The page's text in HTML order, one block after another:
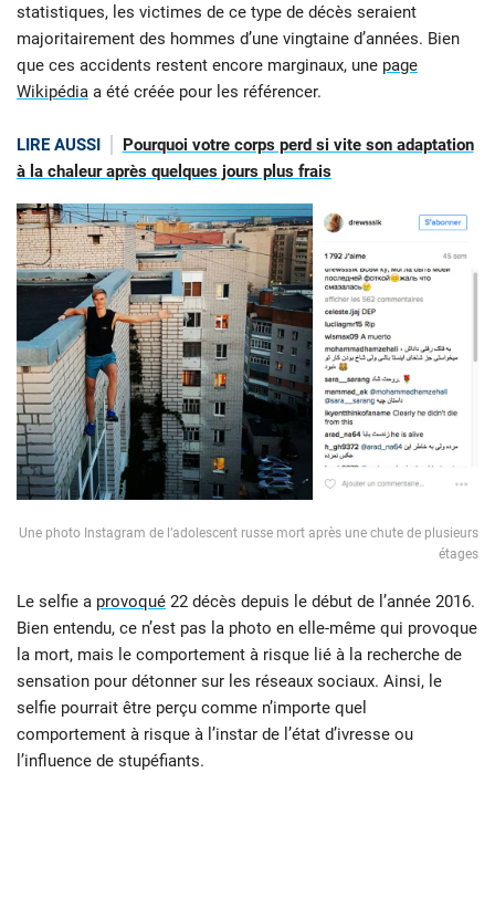
statistiques, les victimes de ce type de décès seraient
majoritairement des hommes d’une vingtaine d’années. Bien
que ces accidents restent encore marginaux, une page
Wikipédia a été créée pour les référencer.
LIRE AUSSI
Pourquoi votre corps perd si vite son adaptation
à la chaleur après quelques jours plus frais
Une photo Instagram de l’adolescent russe mort après une chute de plusieurs
étages
Le selfie a provoqué 22 décès depuis le début de l’année 2016.
Bien entendu, ce n’est pas la photo en elle-même qui provoque
la mort, mais le comportement à risque lié à la recherche de
sensation pour détonner sur les réseaux sociaux. Ainsi, le
selfie pourrait être perçu comme n’importe quel
comportement à risque à l’instar de l’état d’ivresse ou
l’influence de stupéfiants.